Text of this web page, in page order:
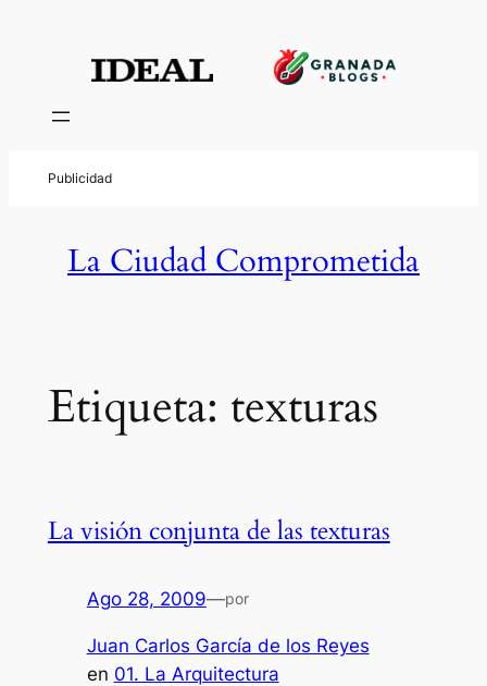
contenido
La Ciudad Comprometida
Etiqueta: texturas
La visión conjunta de las texturas
Ago 28, 2009—por
Juan Carlos García de los Reyes
en 01. La Arquitectura